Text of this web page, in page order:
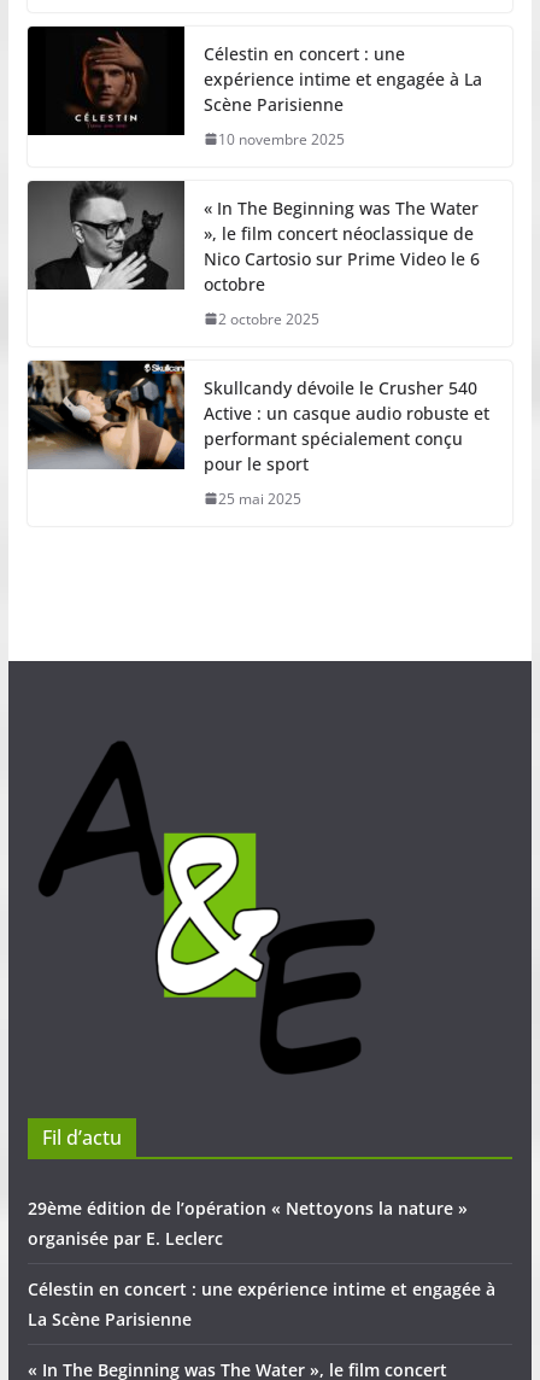
Célestin en concert : une
expérience intime et engagée à La
Scène Parisienne
10 novembre 2025
« In The Beginning was The Water
», le film concert néoclassique de
Nico Cartosio sur Prime Video le 6
octobre
2 octobre 2025
Skullcandy dévoile le Crusher 540
Active : un casque audio robuste et
performant spécialement conçu
pour le sport
25 mai 2025
Fil d’actu
29ème édition de l’opération « Nettoyons la nature »
organisée par E. Leclerc
Célestin en concert : une expérience intime et engagée à
La Scène Parisienne
« In The Beginning was The Water », le film concert